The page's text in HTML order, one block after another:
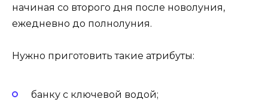
начиная со второго дня после новолуния,
ежедневно до полнолуния.
Нужно приготовить такие атрибуты:
банку с ключевой водой;